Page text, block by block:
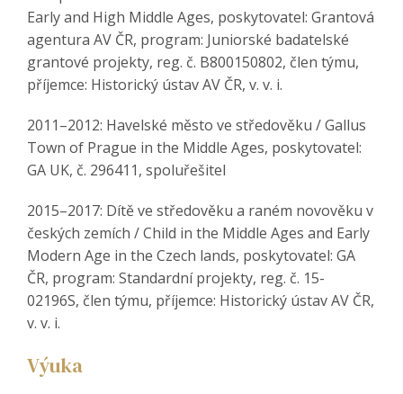
Early and High Middle Ages, poskytovatel: Grantová
agentura AV ČR, program: Juniorské badatelské
grantové projekty, reg. č. B800150802, člen týmu,
příjemce: Historický ústav AV ČR, v. v. i.
2011–2012: Havelské město ve středověku / Gallus
Town of Prague in the Middle Ages, poskytovatel:
GA UK, č. 296411, spoluřešitel
2015–2017: Dítě ve středověku a raném novověku v
českých zemích / Child in the Middle Ages and Early
Modern Age in the Czech lands, poskytovatel: GA
ČR, program: Standardní projekty, reg. č. 15-
02196S, člen týmu, příjemce: Historický ústav AV ČR,
v. v. i.
Výuka